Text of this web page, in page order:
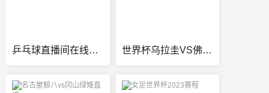
乒乓球直播间在线直播 世界杯乌拉圭VS佛得角直播